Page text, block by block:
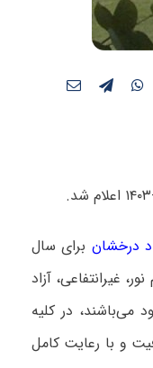
درخشان برای سال
نور، غیرانتفاعی، آزاد
می‌باشند، در کلیه
و با رعایت کامل